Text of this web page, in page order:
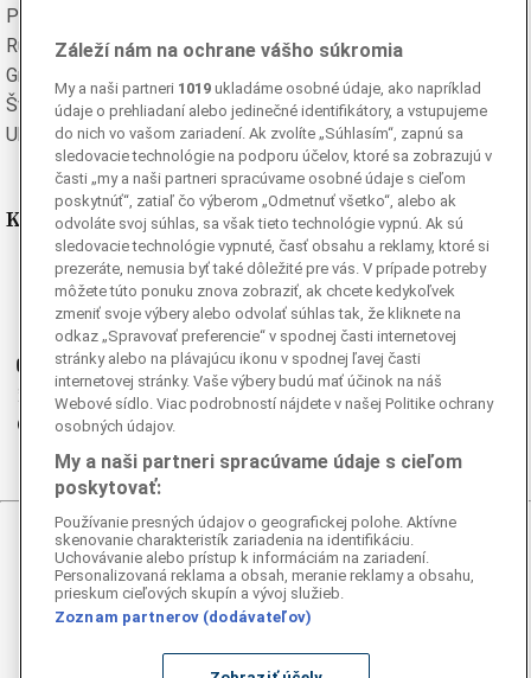
Poľská
Rumunská
Ruská
Grécka
Švédska
Turecká
Ukrajinská
Vietnamská
Kde nás nájdete
Facebook
Instagram
Ganjing
Youtube
Twitter
Telegram
RSS
© 2026 Epoch Times Slovensko
Všetky práva vyhradené. Publikovanie alebo ďalšie šírenie
správ a fotografií zo zdrojov TASR je bez
Záleží nám na ochrane vášho súkromia
My a naši partneri 1019 ukladáme osobné údaje, ako napríklad
údaje o prehliadaní alebo jedinečné identifikátory, a vstupujeme
do nich vo vašom zariadení. Ak zvolíte „Súhlasím“, zapnú sa
sledovacie technológie na podporu účelov, ktoré sa zobrazujú v
časti „my a naši partneri spracúvame osobné údaje s cieľom
poskytnúť“, zatiaľ čo výberom „Odmetnuť všetko“, alebo ak
odvoláte svoj súhlas, sa však tieto technológie vypnú. Ak sú
sledovacie technológie vypnuté, časť obsahu a reklamy, ktoré si
prezeráte, nemusia byť také dôležité pre vás. V prípade potreby
môžete túto ponuku znova zobraziť, ak chcete kedykoľvek
zmeniť svoje výbery alebo odvolať súhlas tak, že kliknete na
odkaz „Spravovať preferencie“ v spodnej časti internetovej
stránky alebo na plávajúcu ikonu v spodnej ľavej časti
internetovej stránky. Vaše výbery budú mať účinok na náš
Webové sídlo. Viac podrobností nájdete v našej Politike ochrany
osobných údajov.
My a naši partneri spracúvame údaje s cieľom
poskytovať:
Používanie presných údajov o geografickej polohe. Aktívne
skenovanie charakteristík zariadenia na identifikáciu.
Uchovávanie alebo prístup k informáciám na zariadení.
Personalizovaná reklama a obsah, meranie reklamy a obsahu,
prieskum cieľových skupín a vývoj služieb.
Zoznam partnerov (dodávateľov)